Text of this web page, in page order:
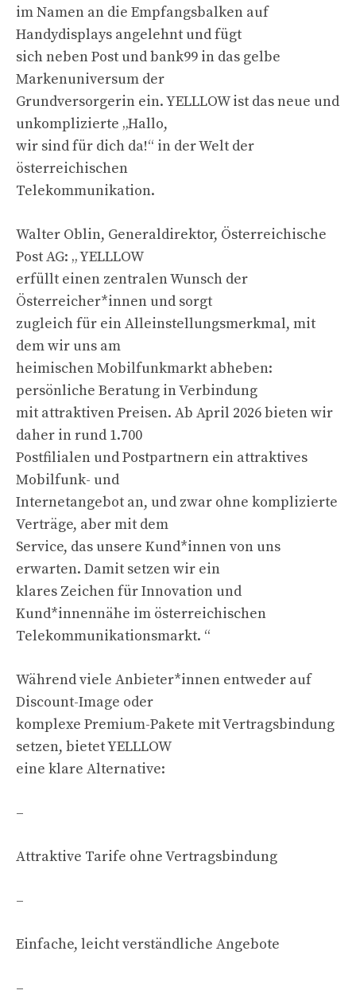
im Namen an die Empfangsbalken auf
Handydisplays angelehnt und fügt
sich neben Post und bank99 in das gelbe
Markenuniversum der
Grundversorgerin ein. YELLLOW ist das neue und
unkomplizierte „Hallo,
wir sind für dich da!“ in der Welt der
österreichischen
Telekommunikation.
Walter Oblin, Generaldirektor, Österreichische
Post AG: „ YELLLOW
erfüllt einen zentralen Wunsch der
Österreicher*innen und sorgt
zugleich für ein Alleinstellungsmerkmal, mit
dem wir uns am
heimischen Mobilfunkmarkt abheben:
persönliche Beratung in Verbindung
mit attraktiven Preisen. Ab April 2026 bieten wir
daher in rund 1.700
Postfilialen und Postpartnern ein attraktives
Mobilfunk- und
Internetangebot an, und zwar ohne komplizierte
Verträge, aber mit dem
Service, das unsere Kund*innen von uns
erwarten. Damit setzen wir ein
klares Zeichen für Innovation und
Kund*innennähe im österreichischen
Telekommunikationsmarkt. “
Während viele Anbieter*innen entweder auf
Discount-Image oder
komplexe Premium-Pakete mit Vertragsbindung
setzen, bietet YELLLOW
eine klare Alternative:
–
Attraktive Tarife ohne Vertragsbindung
–
Einfache, leicht verständliche Angebote
–